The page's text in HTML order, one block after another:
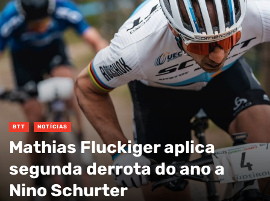
BTT NOTÍCIAS
Mathias Fluckiger aplica
segunda derrota do ano a
Nino Schurter